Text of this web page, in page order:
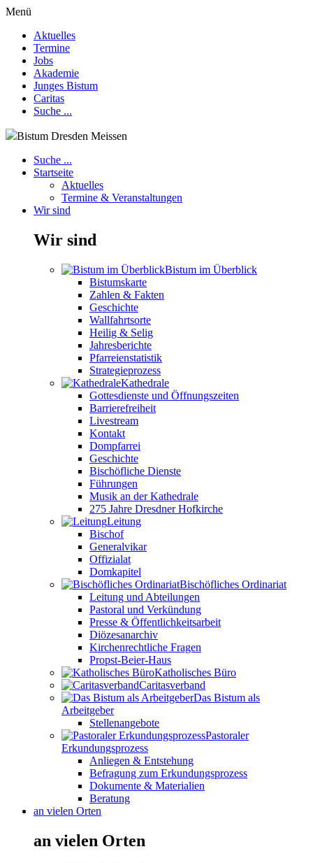
Menü
Aktuelles
Termine
Jobs
Akademie
Junges Bistum
Caritas
Suche ...
Bistum Dresden Meissen
Suche ...
Startseite
Aktuelles
Termine & Veranstaltungen
Wir sind
Wir sind
Bistum im Überblick
Bistumskarte
Zahlen & Fakten
Geschichte
Wallfahrtsorte
Heilig & Selig
Jahresberichte
Pfarreienstatistik
Strategieprozess
Kathedrale
Gottesdienste und Öffnungszeiten
Barrierefreiheit
Livestream
Kontakt
Dompfarrei
Geschichte
Bischöfliche Dienste
Führungen
Musik an der Kathedrale
275 Jahre Dresdner Hofkirche
Leitung
Bischof
Generalvikar
Offizialat
Domkapitel
Bischöfliches Ordinariat
Leitung und Abteilungen
Pastoral und Verkündung
Presse & Öffentlichkeitsarbeit
Diözesanarchiv
Kirchenrechtliche Fragen
Propst-Beier-Haus
Katholisches Büro
Caritasverband
Das Bistum als
Arbeitgeber
Stellenangebote
Pastoraler
Erkundungsprozess
Anliegen & Entstehung
Befragung zum Erkundungsprozess
Dokumente & Materialien
Beratung
an vielen Orten
an vielen Orten